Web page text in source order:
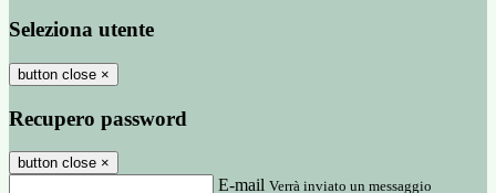
Seleziona utente
button close ×
Recupero password
button close ×
E-mail Verrà inviato un messaggio